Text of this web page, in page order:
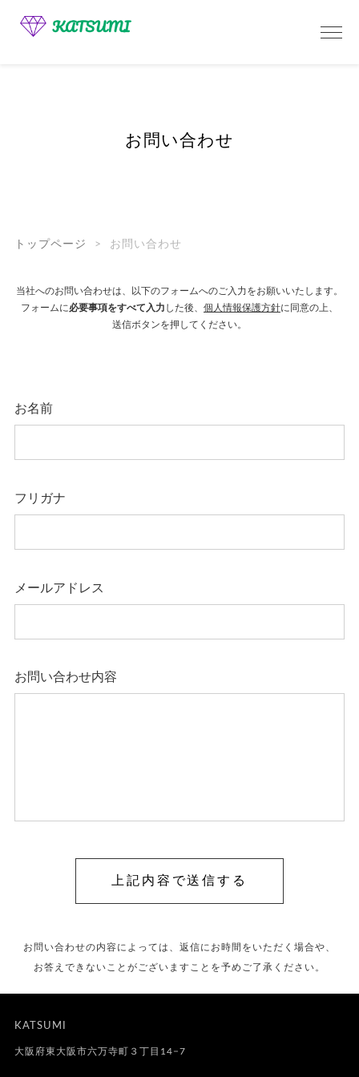
お問い合わせ
トップページ お問い合わせ
当社へのお問い合わせは、以下のフォームへのご入力をお願いいたします。
フォームに必要事項をすべて入力 した後、 個人情報保護方針に同意の上、
送信ボタンを押してください。
お名前
フリガナ
メールアドレス
お問い合わせ内容
お問い合わせの内容によっては、返信にお時間をいただく場合や、
お答えできないことがございますことを予めご了承ください。
KATSUMI
大阪府東大阪市六万寺町３丁目14−7